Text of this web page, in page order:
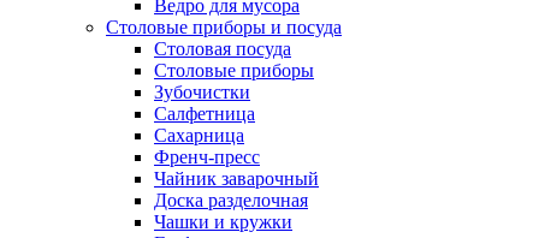
Ведро для мусора
Столовые приборы и посуда
Столовая посуда
Столовые приборы
Зубочистки
Салфетница
Сахарница
Френч-пресс
Чайник заварочный
Доска разделочная
Чашки и кружки